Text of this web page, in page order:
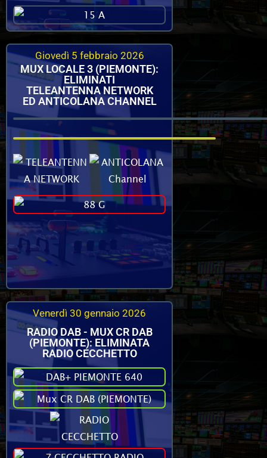
Giovedì 5 febbraio 2026
MUX LOCALE 3 (PIEMONTE):
ELIMINATI
TELEANTENNA NETWORK
ED ANTICOLANA CHANNEL
Venerdì 30 gennaio 2026
RADIO DAB - MUX CR DAB
(PIEMONTE): ELIMINATA
RADIO CECCHETTO